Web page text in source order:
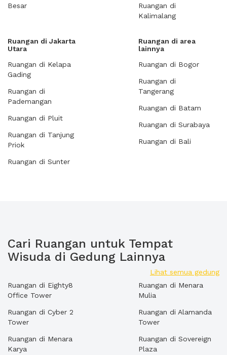
Besar
Ruangan di
Kalimalang
Ruangan di Jakarta
Utara
Ruangan di Kelapa
Gading
Ruangan di
Pademangan
Ruangan di Pluit
Ruangan di Tanjung
Priok
Ruangan di Sunter
Ruangan di area
lainnya
Ruangan di Bogor
Ruangan di
Tangerang
Ruangan di Batam
Ruangan di Surabaya
Ruangan di Bali
Cari Ruangan untuk Tempat
Wisuda di Gedung Lainnya
Lihat semua gedung
Ruangan di Eighty8
Office Tower
Ruangan di Cyber 2
Tower
Ruangan di Menara
Karya
Ruangan di Menara
Mulia
Ruangan di Alamanda
Tower
Ruangan di Sovereign
Plaza